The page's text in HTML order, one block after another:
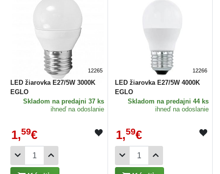
12265
LED žiarovka E27/5W 3000K
EGLO
Skladom na predajni 37 ks
ihneď na odoslanie
1,59€
12266
LED žiarovka E27/5W 4000K
EGLO
Skladom na predajni 44 ks
ihneď na odoslanie
1,59€